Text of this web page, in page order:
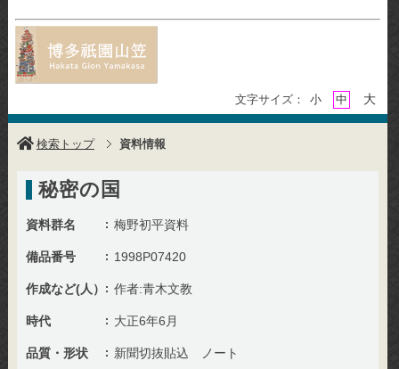
文字サイズ： 小 中 大
検索トップ 資料情報
秘密の国
資料群名 梅野初平資料
備品番号 1998P07420
作成など(人） 作者:青木文教
時代 大正6年6月
品質・形状 新聞切抜貼込 ノート